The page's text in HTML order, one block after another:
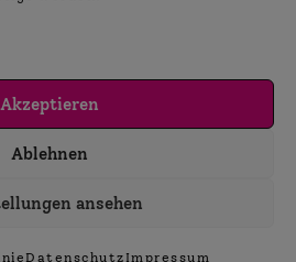
Akzeptieren
Ablehnen
ansehen
Datenschutz Impressum